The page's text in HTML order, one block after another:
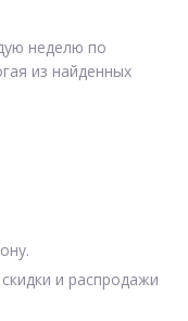
неделю по
из найденных
и распродажи